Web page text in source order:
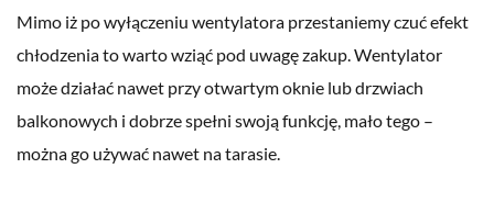
Mimo iż po wyłączeniu wentylatora przestaniemy czuć efekt
chłodzenia to warto wziąć pod uwagę zakup. Wentylator
może działać nawet przy otwartym oknie lub drzwiach
balkonowych i dobrze spełni swoją funkcję, mało tego –
można go używać nawet na tarasie.